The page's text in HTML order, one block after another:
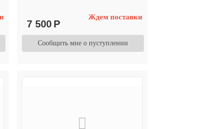
7 500 Р
Ждем поставки
Сообщить мне о пуступлении